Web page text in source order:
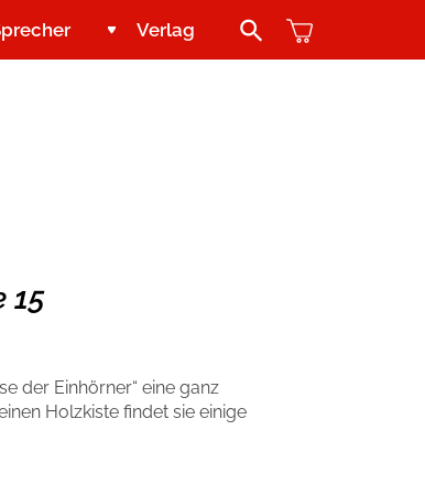
Verlag
Search Button
15
der Einhörner“ eine ganz
Holzkiste findet sie einige